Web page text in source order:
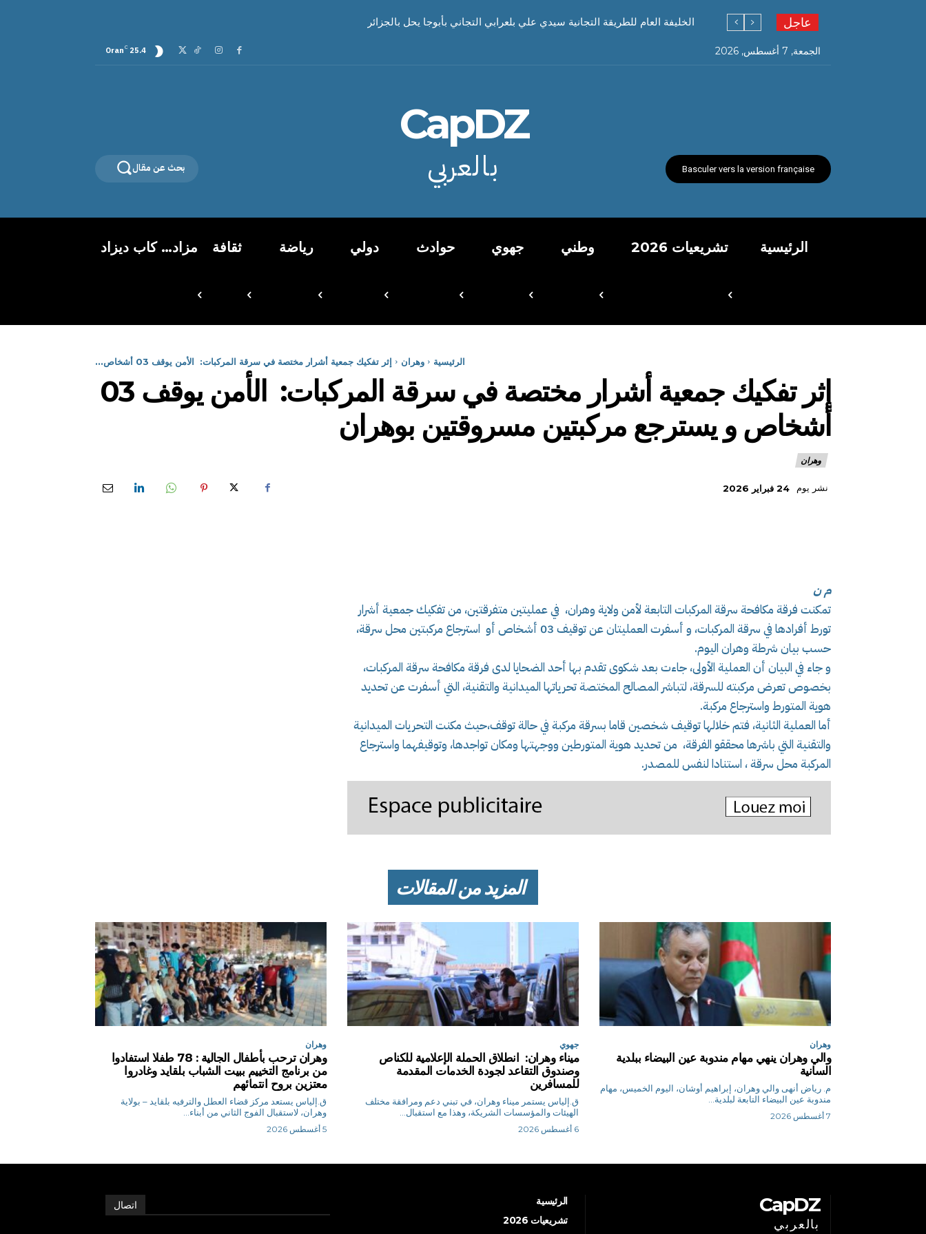
عاجل الخليفة العام للطريقة التجانية سيدي علي بلعرابي التجاني بأبوجا يحل بالجزائر
الجمعة, 7 أغسطس, 2026 25.4
C
Oran
Basculer vers la version française
CapDZ
بالعربي بحث عن مقال
الرئيسية تشريعيات 2026 وطني جهوي حوادث دولي رياضة ثقافة مزاد… كاب ديزاد
الرئيسية وهران إثر تفكيك جمعية أشرار مختصة في سرقة المركبات: الأمن يوقف 03 أشخاص...
إثر تفكيك جمعية أشرار مختصة في سرقة المركبات: الأمن يوقف 03
أشخاص و يسترجع مركبتين مسروقتين بوهران
وهران
نشر يوم 24 فبراير 2026
م ن
تمكنت فرقة مكافحة سرقة المركبات التابعة لأمن ولاية وهران، في عمليتين متفرقتين، من تفكيك جمعية أشرار
تورط أفرادها في سرقة المركبات، و أسفرت العمليتان عن توقيف 03 أشخاص أو استرجاع مركبتين محل سرقة،
حسب بيان شرطة وهران اليوم.
و جاء في البيان أن العملية الأولى، جاءت بعد شكوى تقدم بها أحد الضحايا لدى فرقة مكافحة سرقة المركبات،
بخصوص تعرض مركبته للسرقة، لتباشر المصالح المختصة تحرياتها الميدانية والتقنية، التي أسفرت عن تحديد
هوية المتورط واسترجاع مركبة.
أما العملية الثانية، فتم خلالها توقيف شخصين قاما بسرقة مركبة في حالة توقف،حيث مكنت التحريات الميدانية
والتقنية التي باشرها محققو الفرقة، من تحديد هوية المتورطين ووجهتها ومكان تواجدها، وتوقيفهما واسترجاع
المركبة محل سرقة ، استنادا لنفس للمصدر.
المزيد من المقالات
وهران
والي وهران ينهي مهام مندوبة عين البيضاء ببلدية
السانية
م. رياض أنهى والي وهران، إبراهيم أوشان، اليوم الخميس، مهام
مندوبة عين البيضاء التابعة لبلدية...
7 أغسطس 2026
جهوي
ميناء وهران: انطلاق الحملة الإعلامية للكناص
وصندوق التقاعد لجودة الخدمات المقدمة
للمسافرين
ق.إلياس يستمر ميناء وهران، في تبني دعم ومرافقة مختلف
الهيئات والمؤسسات الشريكة، وهذا مع استقبال...
6 أغسطس 2026
وهران
وهران ترحب بأطفال الجالية : 78 طفلا استفادوا
من برنامج التخييم ببيت الشباب بلقايد وغادروا
معتزين بروح انتمائهم
ق.إلياس يستعد مركز قضاء العطل والترفيه بلقايد – بولاية
وهران، لاستقبال الفوج الثاني من أبناء...
5 أغسطس 2026
CapDZ
بالعربي
الرئيسية
تشريعيات 2026
اتصال